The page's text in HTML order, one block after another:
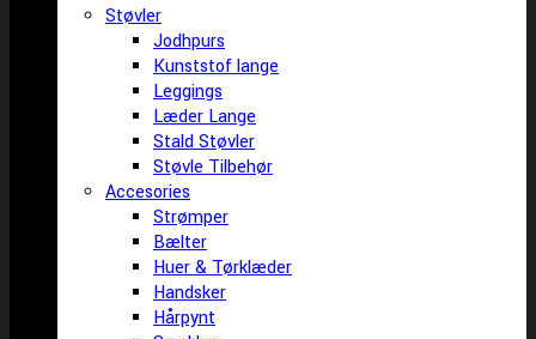
Støvler
Jodhpurs
Kunststof lange
Leggings
Læder Lange
Stald Støvler
Støvle Tilbehør
Accesories
Strømper
Bælter
Huer & Tørklæder
Handsker
Hårpynt